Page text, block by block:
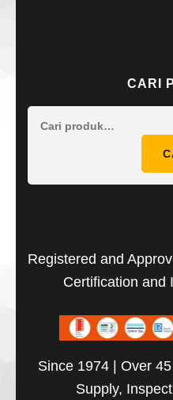
CARI
Registered and
Certification and
Since 1974 | Over
Supply,